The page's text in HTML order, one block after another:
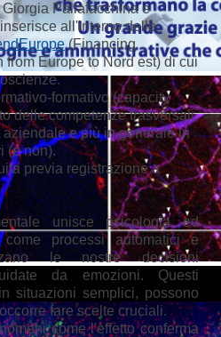
Pallafacchina e
all'interno delle
(Financing
from Europe to Nord est) di cui
formativo (capacity
delle competenze trasversali
e più in generale in
(e non).
previa registrazione a
unisce psicologia ed
processi automatici e
le nostre decisioni
da emozioni. Questi
situazioni semplici, possono
fare scelte cruciali.
come l'effetto conferma